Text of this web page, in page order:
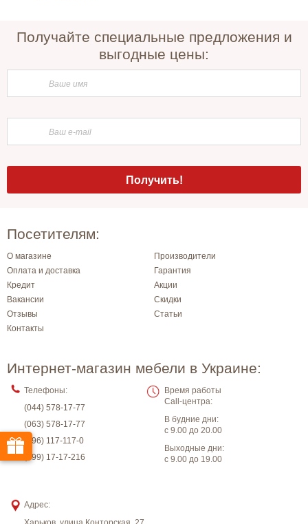
Получайте специальные предложения и
выгодные цены:
Посетителям:
О магазине
Производители
Оплата и доставка
Гарантия
Кредит
Акции
Вакансии
Скидки
Отзывы
Статьи
Контакты
Интернет-магазин мебели в Украине:
Телефоны:
(044) 578-17-77
(063) 578-17-77
(096) 117-117-0
(099) 17-17-216
Время работы
Call-центра:
В будние дни:
с 9.00 до 20.00
Выходные дни:
с 9.00 до 19.00
Адрес: